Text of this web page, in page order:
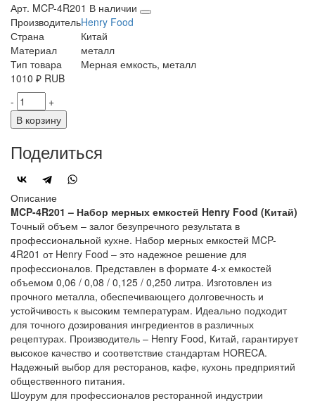
Арт. MCP-4R201 В наличии
ПроизводительHenry Food
Страна
Китай
Материал
металл
Тип товара
Мерная емкость, металл
1010 ₽ RUB
-
+
В корзину
Поделиться
Описание
MCP-4R201 – Набор мерных емкостей Henry Food (Китай)
Точный объем – залог безупречного результата в
профессиональной кухне. Набор мерных емкостей MCP-
4R201 от Henry Food – это надежное решение для
профессионалов. Представлен в формате 4-х емкостей
объемом 0,06 / 0,08 / 0,125 / 0,250 литра. Изготовлен из
прочного металла, обеспечивающего долговечность и
устойчивость к высоким температурам. Идеально подходит
для точного дозирования ингредиентов в различных
рецептурах. Производитель – Henry Food, Китай, гарантирует
высокое качество и соответствие стандартам HORECA.
Надежный выбор для ресторанов, кафе, кухонь предприятий
общественного питания.
Шоурум для профессионалов ресторанной индустрии